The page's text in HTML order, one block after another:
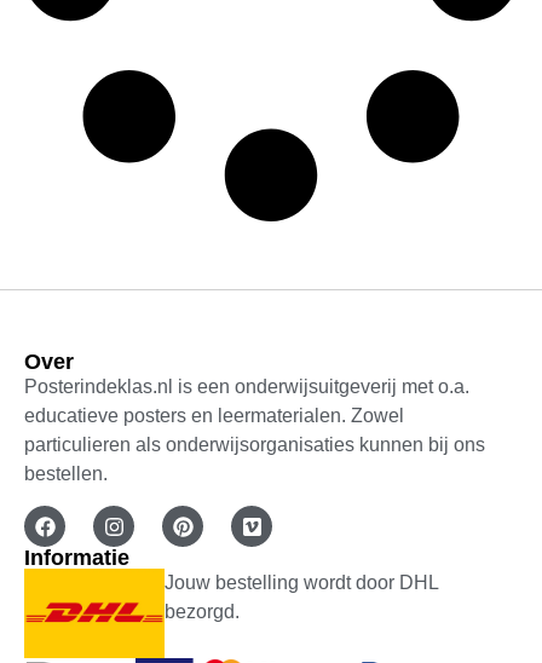
Over
Posterindeklas.nl is een onderwijsuitgeverij met o.a.
educatieve posters en leermaterialen. Zowel
particulieren als onderwijsorganisaties kunnen bij ons
bestellen.
Informatie
Jouw bestelling wordt door DHL
bezorgd.